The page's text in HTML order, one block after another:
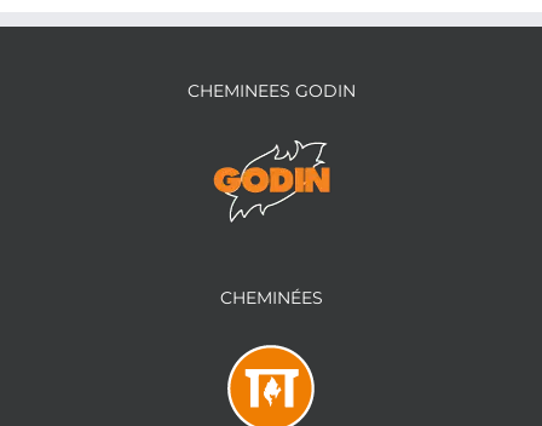
CHEMINEES GODIN
CHEMINÉES